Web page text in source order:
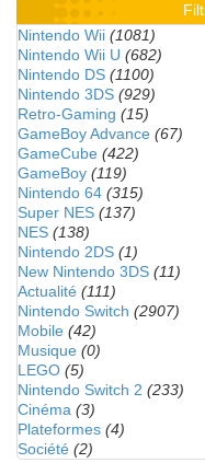
Nintendo Wii (1081)
Nintendo Wii U (682)
Nintendo DS (1100)
Nintendo 3DS (929)
Retro-Gaming (15)
GameBoy Advance (67)
GameCube (422)
GameBoy (119)
Nintendo 64 (315)
Super NES (137)
NES (138)
Nintendo 2DS (1)
New Nintendo 3DS (11)
Actualité (111)
Nintendo Switch (2907)
Mobile (42)
Musique (0)
LEGO (5)
Nintendo Switch 2 (233)
Cinéma (3)
Plateformes (4)
Société (2)